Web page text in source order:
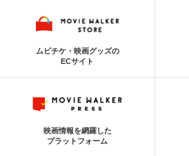
ムビチケ・映画グッズの
ECサイト
映画情報を網羅した
プラットフォーム